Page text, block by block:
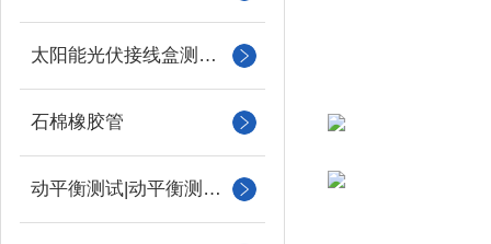
太阳能光伏接线盒测试仪
石棉橡胶管
动平衡测试|动平衡测量仪